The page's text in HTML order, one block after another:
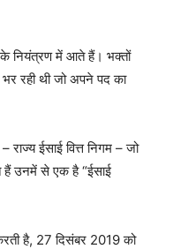
के नियंत्रण में आते हैं। भक्तों
भर रही थी जो अपने पद का
ईसाई वित्त निगम – जो
हैं उनमें से एक है “ईसाई
है, 27 दिसंबर 2019 को